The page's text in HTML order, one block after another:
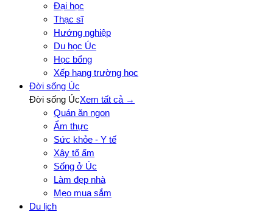
Đại học
Thạc sĩ
Hướng nghiệp
Du học Úc
Học bổng
Xếp hạng trường học
Đời sống Úc
Đời sống ÚcXem tất cả →
Quán ăn ngon
Ẩm thực
Sức khỏe - Y tế
Xây tổ ấm
Sống ở Úc
Làm đẹp nhà
Mẹo mua sắm
Du lịch